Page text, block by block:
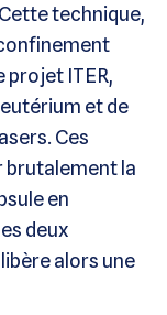
technique,
projet ITER,
et de
Ces
brutalement la
en
deux
alors une